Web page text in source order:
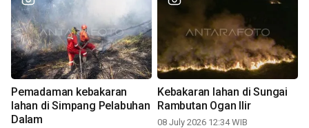
Pemadaman kebakaran
lahan di Simpang Pelabuhan
Dalam
Kebakaran lahan di Sungai
Rambutan Ogan Ilir
08 July 2026 12:34 WIB